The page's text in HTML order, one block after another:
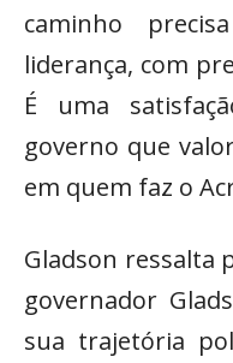
caminho
liderança, com
É uma
governo que
em quem faz o
Gladson ressalta
governador
sua trajetória